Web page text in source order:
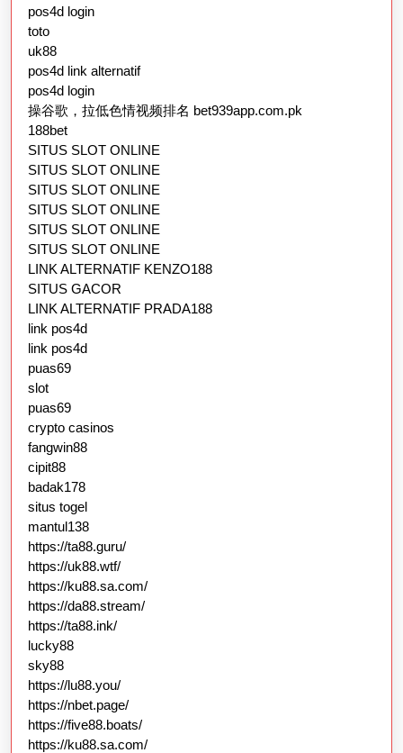
pos4d login
toto
uk88
pos4d link alternatif
pos4d login
操谷歌，拉低色情视频排名 bet939app.com.pk
188bet
SITUS SLOT ONLINE
SITUS SLOT ONLINE
SITUS SLOT ONLINE
SITUS SLOT ONLINE
SITUS SLOT ONLINE
SITUS SLOT ONLINE
LINK ALTERNATIF KENZO188
SITUS GACOR
LINK ALTERNATIF PRADA188
link pos4d
link pos4d
puas69
slot
puas69
crypto casinos
fangwin88
cipit88
badak178
situs togel
mantul138
https://ta88.guru/
https://uk88.wtf/
https://ku88.sa.com/
https://da88.stream/
https://ta88.ink/
lucky88
sky88
https://lu88.you/
https://nbet.page/
https://five88.boats/
https://ku88.sa.com/